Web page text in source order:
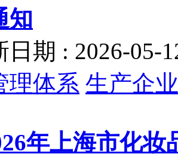
知
日期 : 2026-05-
理体系 生产企业
年上海市化妆